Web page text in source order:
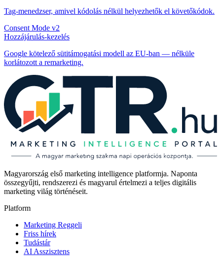
Tag-menedzser, amivel kódolás nélkül helyezhetők el követőkódok.
Consent Mode v2
Hozzájárulás-kezelés
Google kötelező sütitámogatási modell az EU-ban — nélküle
korlátozott a remarketing.
Magyarország első marketing intelligence platformja. Naponta
összegyűjti, rendszerezi és magyarul értelmezi a teljes digitális
marketing világ történéseit.
Platform
Marketing Reggeli
Friss hírek
Tudástár
AI Asszisztens